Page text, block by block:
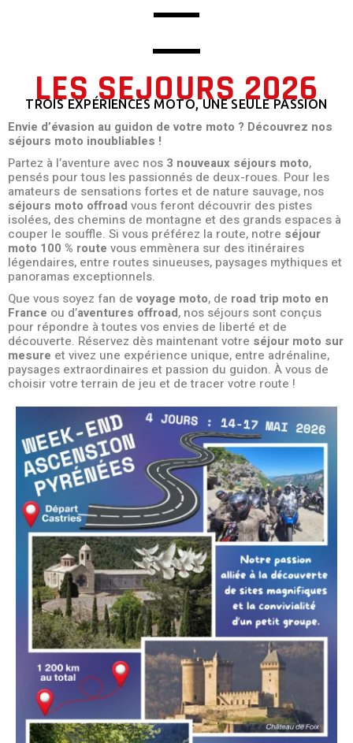
LES SEJOURS 2026
TROIS EXPÉRIENCES MOTO, UNE SEULE PASSION
Envie d’évasion au guidon de votre moto ? Découvrez nos
séjours moto inoubliables !
Partez à l’aventure avec nos 3 nouveaux séjours moto,
pensés pour tous les passionnés de deux-roues. Pour les
amateurs de sensations fortes et de nature sauvage, nos
séjours moto offroad vous feront découvrir des pistes
isolées, des chemins de montagne et des grands espaces à
couper le souffle. Si vous préférez la route, notre séjour
moto 100 % route vous emmènera sur des itinéraires
légendaires, entre routes sinueuses, paysages mythiques et
panoramas exceptionnels.
Que vous soyez fan de voyage moto, de road trip moto en
France ou d’aventures offroad, nos séjours sont conçus
pour répondre à toutes vos envies de liberté et de
découverte. Réservez dès maintenant votre séjour moto sur
mesure et vivez une expérience unique, entre adrénaline,
paysages extraordinaires et passion du guidon. À vous de
choisir votre terrain de jeu et de tracer votre route !